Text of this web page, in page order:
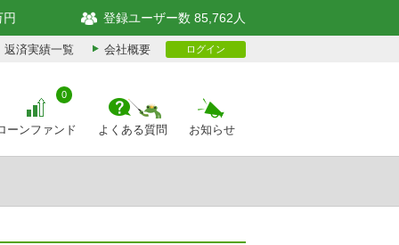
円 登録ユーザー数 85,762人
返済実績一覧 会社概要 ログイン
ーンファンド
0
よくある質問 お知らせ